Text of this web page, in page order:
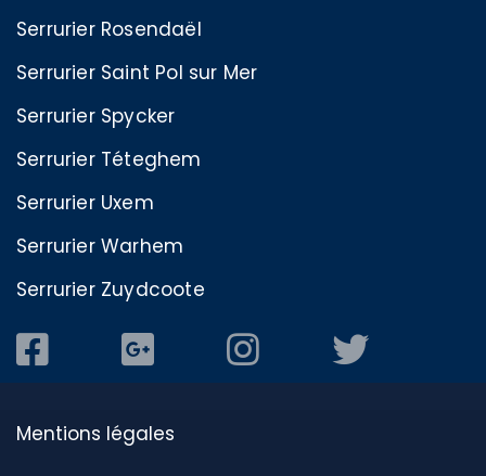
Serrurier Rosendaël
Serrurier Saint Pol sur Mer
Serrurier Spycker
Serrurier Téteghem
Serrurier Uxem
Serrurier Warhem
Serrurier Zuydcoote
Mentions légales